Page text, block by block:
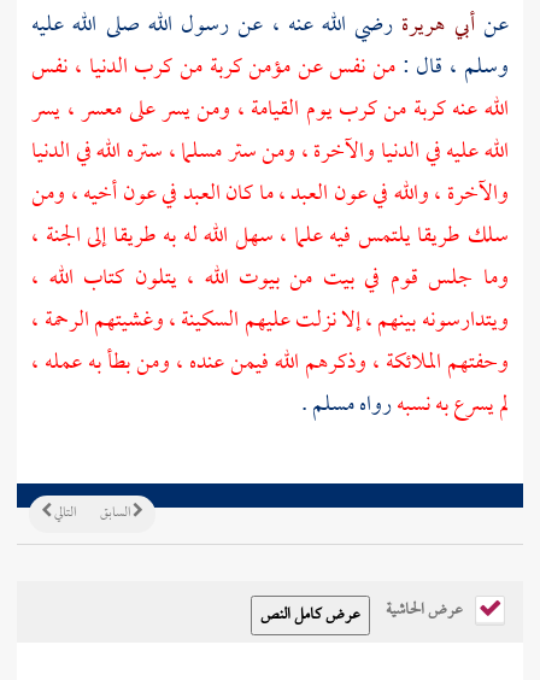
عنأبي هريرة رضي الله عنه ، عن رسول الله صلى الله عليه
وسلم ، قال :من نفس عن مؤمن كربة من كرب الدنيا ، نفس
الله عنه كربة من كرب يوم القيامة ، ومن يسر على معسر ، يسر
الله عليه في الدنيا والآخرة ، ومن ستر مسلما ، ستره الله في الدنيا
والآخرة ، والله في عون العبد ، ما كان العبد في عون أخيه ، ومن
سلك طريقا يلتمس فيه علما ، سهل الله له به طريقا إلى الجنة ،
وما جلس قوم في بيت من بيوت الله ، يتلون كتاب الله ،
ويتدارسونه بينهم ، إلا نزلت عليهم السكينة ، وغشيتهم الرحمة ،
وحفتهم الملائكة ، وذكرهم الله فيمن عنده ، ومن بطأ به عمله ،
لم يسرع به نسبهرواهمسلم.
التالي السابق
عرض الحاشية